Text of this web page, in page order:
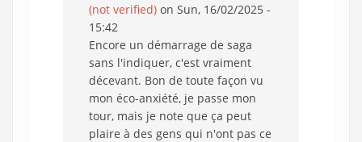
(not verified) on Sun, 16/02/2025 -
15:42
Encore un démarrage de saga
sans l'indiquer, c'est vraiment
décevant. Bon de toute façon vu
mon éco-anxiété, je passe mon
tour, mais je note que ça peut
plaire à des gens qui n'ont pas ce